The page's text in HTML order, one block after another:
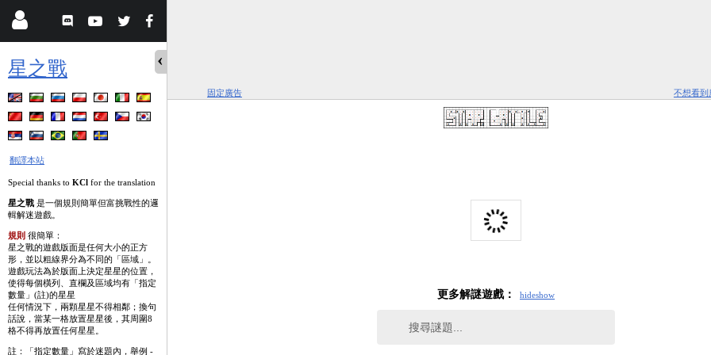
星之戰
翻譯本站
Special thanks to KCl for the translation
星之戰 是一個規則簡單但富挑戰性的邏
輯解迷遊戲。
規則 很簡單：
星之戰的遊戲版面是任何大小的正方
形，並以粗線界分為不同的「區域」。
遊戲玩法為於版面上決定星星的位置，
使得每個橫列、直欄及區域均有「指定
數量」(註)的星星
任何情況下，兩顆星星不得相鄰；換句
話說，當某一格放置星星後，其周圍8
格不得再放置任何星星。
註：「指定數量」寫於迷題內，舉例 -
固定廣告 不想看到
更多解謎遊戲： hideshow